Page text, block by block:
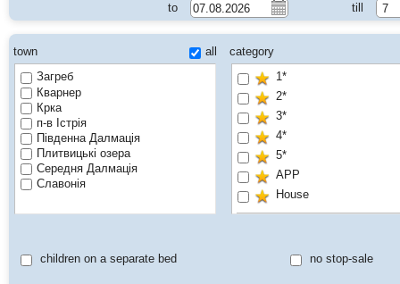
to
till 7
town
all
Загреб
Кварнер
Крка
п-в Істрія
Південна Далмація
Плитвицькі озера
Середня Далмація
Славонія
category
1*
2*
3*
4*
5*
APP
House
Non Included Tourist
children on a separate bed no stop-sale